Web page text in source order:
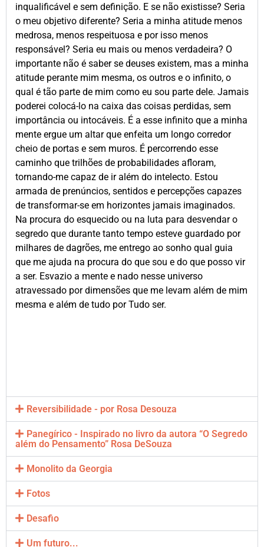
inqualificável e sem definição. E se não existisse? Seria
o meu objetivo diferente? Seria a minha atitude menos
medrosa, menos respeituosa e por isso menos
responsável? Seria eu mais ou menos verdadeira? O
importante não é saber se deuses existem, mas a minha
atitude perante mim mesma, os outros e o infinito, o
qual é tão parte de mim como eu sou parte dele. Jamais
poderei colocá-lo na caixa das coisas perdidas, sem
importância ou intocáveis. É a esse infinito que a minha
mente ergue um altar que enfeita um longo corredor
cheio de portas e sem muros. É percorrendo esse
caminho que trilhões de probabilidades afloram,
tornando-me capaz de ir além do intelecto. Estou
armada de prenúncios, sentidos e percepções capazes
de transformar-se em horizontes jamais imaginados.
Na procura do esquecido ou na luta para desvendar o
segredo que durante tanto tempo esteve guardado por
milhares de dagrões, me entrego ao sonho qual guia
que me ajuda na procura do que sou e do que posso vir
a ser. Esvazio a mente e nado nesse universo
atravessado por dimensões que me levam além de mim
mesma e além de tudo por Tudo ser.
Reversibilidade - por Rosa Desouza
Panegírico - Inspirado no livro da autora “O Segredo
além do Pensamento” Rosa DeSouza
Monolito da Georgia
Fotos
Desafio
Um futuro...